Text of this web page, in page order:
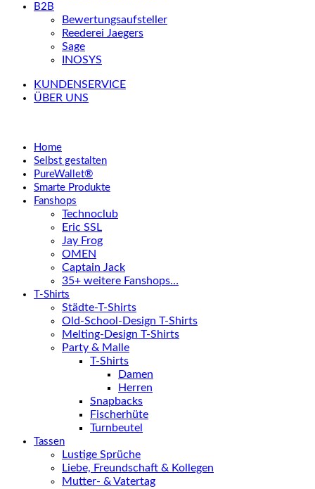
B2B
Bewertungsaufsteller
Reederei Jaegers
Sage
INOSYS
KUNDENSERVICE
ÜBER UNS
Home
Selbst gestalten
PureWallet®
Smarte Produkte
Fanshops
Technoclub
Eric SSL
Jay Frog
OMEN
Captain Jack
35+ weitere Fanshops…
T-Shirts
Städte-T-Shirts
Old-School-Design T-Shirts
Melting-Design T-Shirts
Party & Malle
T-Shirts
Damen
Herren
Snapbacks
Fischerhüte
Turnbeutel
Tassen
Lustige Sprüche
Liebe, Freundschaft & Kollegen
Mutter- & Vatertag